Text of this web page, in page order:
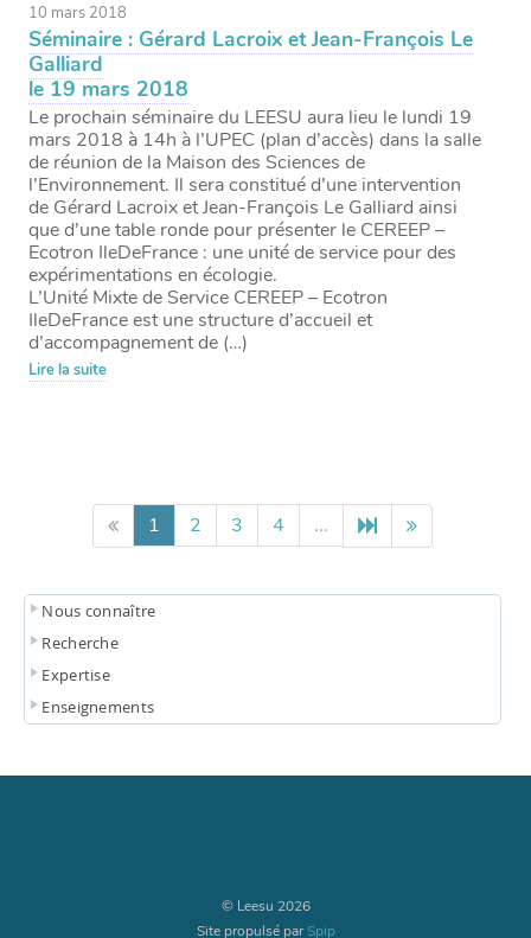
10 mars 2018
Séminaire : Gérard Lacroix et Jean-François Le
Galliard
le 19 mars 2018
Le prochain séminaire du LEESU aura lieu le lundi 19
mars 2018 à 14h à l’UPEC (plan d’accès) dans la salle
de réunion de la Maison des Sciences de
l’Environnement. Il sera constitué d’une intervention
de Gérard Lacroix et Jean-François Le Galliard ainsi
que d’une table ronde pour présenter le CEREEP –
Ecotron IleDeFrance : une unité de service pour des
expérimentations en écologie.
L’Unité Mixte de Service CEREEP – Ecotron
IleDeFrance est une structure d’accueil et
d’accompagnement de (…)
Lire la suite
1 2 3 4 ...
Nous connaître
Recherche
Expertise
Enseignements
© Leesu 2026
Site propulsé parSpip